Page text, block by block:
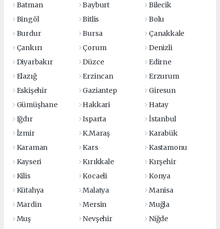
Batman
Bayburt
Bilecik
Bingöl
Bitlis
Bolu
Burdur
Bursa
Çanakkale
Çankırı
Çorum
Denizli
Diyarbakır
Düzce
Edirne
Elazığ
Erzincan
Erzurum
Eskişehir
Gaziantep
Giresun
Gümüşhane
Hakkari
Hatay
Iğdır
Isparta
İstanbul
İzmir
K.Maraş
Karabük
Karaman
Kars
Kastamonu
Kayseri
Kırıkkale
Kırşehir
Kilis
Kocaeli
Konya
Kütahya
Malatya
Manisa
Mardin
Mersin
Muğla
Muş
Nevşehir
Niğde